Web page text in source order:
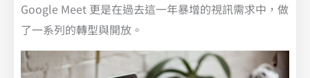
Google Meet 更是在過去這一年暴增的視訊需求中，做
了一系列的轉型與開放。